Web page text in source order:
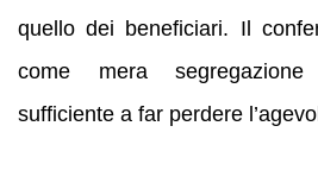
quello dei beneficiari. Il
come mera
sufficiente a far perdere